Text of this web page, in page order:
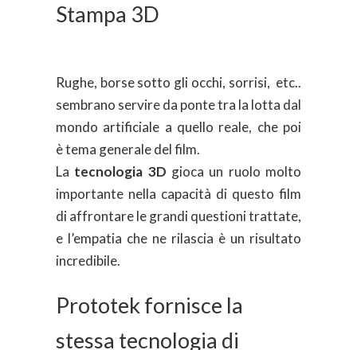
Stampa 3D
Rughe, borse sotto gli occhi, sorrisi, etc..
sembrano servire da ponte tra la lotta dal
mondo artificiale a quello reale, che poi
è tema generale del film.
La tecnologia 3D gioca un ruolo molto
importante nella capacità di questo film
diaffrontare le grandi questionitrattate,
e l’empatia che ne rilascia è un risultato
incredibile.
Prototek fornisce la
stessa tecnologia di